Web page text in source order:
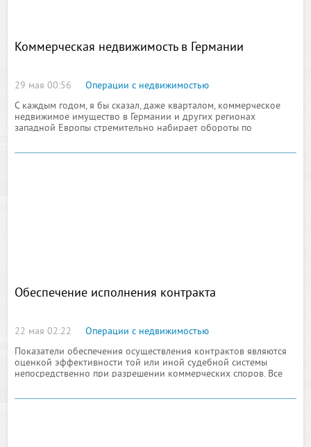
Коммерческая недвижимость в Германии
29 мая 00:56
Операции с недвижимостью
С каждым годом, я бы сказал, даже кварталом, коммерческое
недвижимое имущество в Германии и других регионах
западной Европы стремительно набирает обороты по
постоянный уровень спроса, формируемый из обращений
Обеспечение исполнения контракта
22 мая 02:22
Операции с недвижимостью
Показатели обеспечения осуществления контрактов являются
оценкой эффективности той или иной судебной системы
непосредственно при разрешении коммерческих споров. Все
рассмотрения